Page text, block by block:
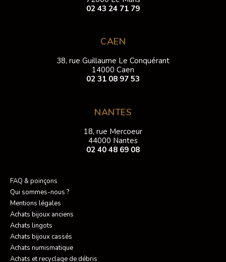
02 43 24 71 79
CAEN
38, rue Guillaume Le Conquérant
14000 Caen
02 31 08 97 53
NANTES
18, rue Mercoeur
44000 Nantes
02 40 48 69 08
FAQ & poinçons
Qui sommes-nous ?
Mentions légales
Achats bijoux anciens
Achats lingots
Achats bijoux cassés
Achats numismatique
Achats et recyclage de débris